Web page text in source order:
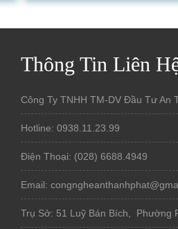
Thông Tin Liên
Công Ty TNHH TM-DV Đầu Tư An
Hotline: 0938.11.23.99
Điện Thoại: (028) 6688.4949
Email:
Trụ Sở: 51 Luỹ Bán Bích, Phường